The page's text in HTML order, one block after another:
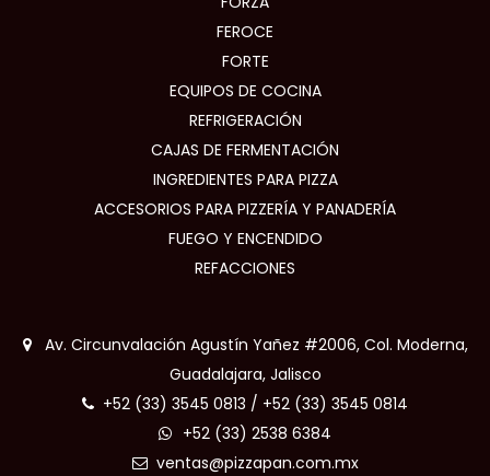
FEROCE
FORTE
EQUIPOS DE COCINA
REFRIGERACIÓN
CAJAS DE FERMENTACIÓN
INGREDIENTES PARA PIZZA
ACCESORIOS PARA PIZZERÍA Y PANADERÍA
FUEGO Y ENCENDIDO
REFACCIONES
Av. Circunvalación Agustín Yañez #2006, Col. Moderna,
Guadalajara, Jalisco
+52 (33) 3545 0813 / +52 (33) 3545 0814
+52 (33) 2538 6384
ventas@pizzapan.com.mx